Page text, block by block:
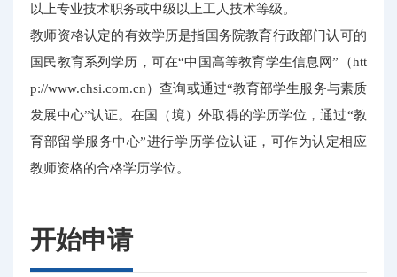
以上专业技术职务或中级以上工人技术等级。
教师资格认定的有效学历是指国务院教育行政部门认可的
国民教育系列学历，可在“中国高等教育学生信息网”（htt
p://www.chsi.com.cn）查询或通过“教育部学生服务与素质
发展中心”认证。在国（境）外取得的学历学位，通过“教
育部留学服务中心”进行学历学位认证，可作为认定相应
教师资格的合格学历学位。
开始申请